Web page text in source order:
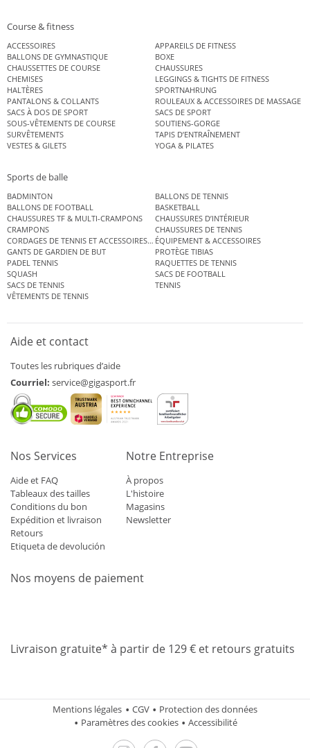
Course & fitness
ACCESSOIRES
APPAREILS DE FITNESS
BALLONS DE GYMNASTIQUE
BOXE
CHAUSSETTES DE COURSE
CHAUSSURES
CHEMISES
LEGGINGS & TIGHTS DE FITNESS
HALTÈRES
SPORTNAHRUNG
PANTALONS & COLLANTS
ROULEAUX & ACCESSOIRES DE MASSAGE
SACS À DOS DE SPORT
SACS DE SPORT
SOUS-VÊTEMENTS DE COURSE
SOUTIENS-GORGE
SURVÊTEMENTS
TAPIS D’ENTRAÎNEMENT
VESTES & GILETS
YOGA & PILATES
Sports de balle
BADMINTON
BALLONS DE TENNIS
BALLONS DE FOOTBALL
BASKETBALL
CHAUSSURES TF & MULTI-CRAMPONS
CHAUSSURES D’INTÉRIEUR
CRAMPONS
CHAUSSURES DE TENNIS
CORDAGES DE TENNIS ET ACCESSOIRES DE TENNISÉQUIPEMENT & ACCESSOIRES
GANTS DE GARDIEN DE BUT
PROTÈGE TIBIAS
PADEL TENNIS
RAQUETTES DE TENNIS
SQUASH
SACS DE FOOTBALL
SACS DE TENNIS
TENNIS
VÊTEMENTS DE TENNIS
Aide et contact
Toutes les rubriques d’aide
Courriel: service@gigasport.fr
Nos Services
Aide et FAQ
Tableaux des tailles
Conditions du bon
Expédition et livraison
Retours
Etiqueta de devolución
Notre Entreprise
À propos
L'histoire
Magasins
Newsletter
Nos moyens de paiement
Livraison gratuite* à partir de 129 € et retours gratuits
Mentions légales CGV
Protection des données
Paramètres des cookies
Accessibilité